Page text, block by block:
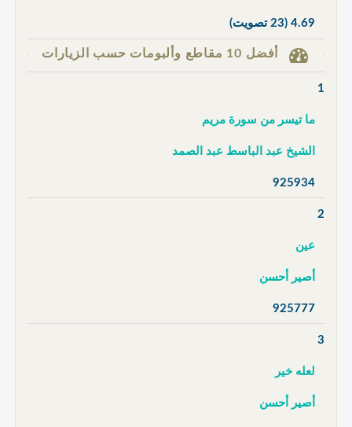
4.69 (23 تصويت)
أفضل 10 مقاطع وألبومات حسب الزيارات
1
ما تيسر من سورة مريم
الشيخ عبد الباسط عبد الصمد
925934
2
عين
أصير أحسن
925777
3
لعله خير
أصير أحسن